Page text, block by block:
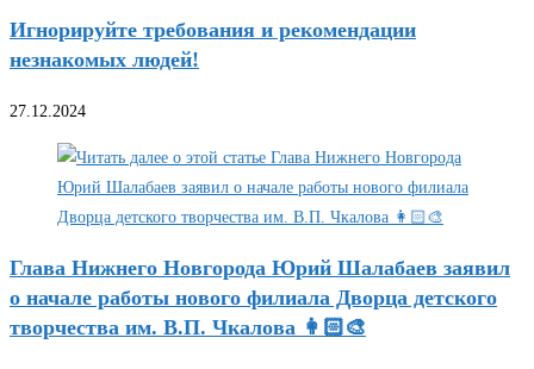
Игнорируйте требования и рекомендации
незнакомых людей!
27.12.2024
Глава Нижнего Новгорода Юрий Шалабаев заявил
о начале работы нового филиала Дворца детского
творчества им. В.П. Чкалова 👩🏻‍🎨